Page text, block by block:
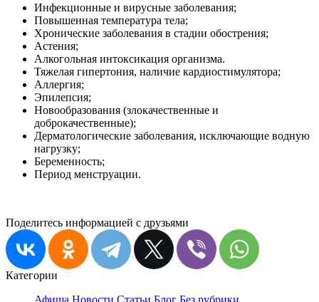
Инфекционные и вирусные заболевания;
Повышенная температура тела;
Хронические заболевания в стадии обострения;
Астения;
Алкогольная интоксикация организма.
Тяжелая гипертония, наличие кардиостимулятора;
Аллергия;
Эпилепсия;
Новообразования (злокачественные и
доброкачественные);
Дерматологические заболевания, исключающие водную
нагрузку;
Беременность;
Период менструации.
Поделитесь информацией с друзьями
Категории
Афиша Новости Статьи Блог Без рубрики